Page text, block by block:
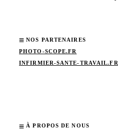
NOS PARTENAIRES
PHOTO-SCOPE.FR
INFIRMIER-SANTE-TRAVAIL.FR
À PROPOS DE NOUS